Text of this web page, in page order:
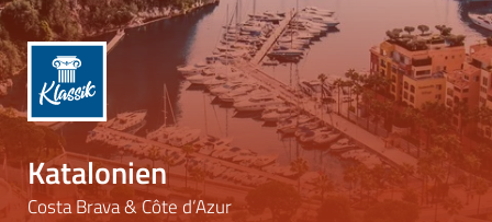
Katalonien
Costa Brava & Côte d‘Azur